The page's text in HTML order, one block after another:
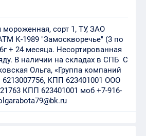
мороженная, сорт 1, ТУ, ЗАО
К-1989 "Замоскворечье" (3 по
+ 24 месяца. Несортированная
В наличии на складах в СПБ С
Ольга, «Группа компаний
КПП 623401001 ООО
КПП 623401001 моб +7-916-